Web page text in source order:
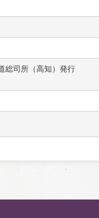
司所（高知）発行　　